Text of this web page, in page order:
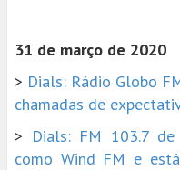
31 de março de 2020
> Dials: Rádio Globo
chamadas de
> Dials: FM 103.7
como Wind FM e